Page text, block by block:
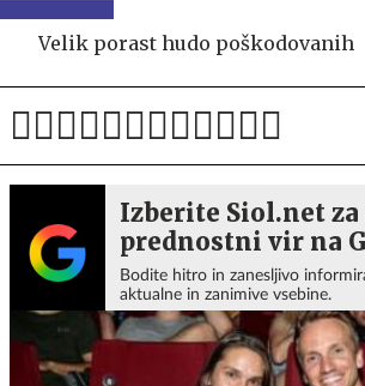
Velik porast hudo poškodovanih
Izberite Siol.net za
prednostni vir na
Bodite hitro in zanesljivo
aktualne in zanimive vsebine.